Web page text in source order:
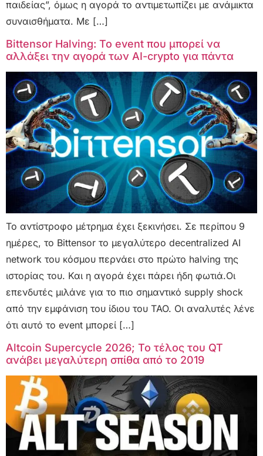
παιδείας”, όμως η αγορά το αντιμετωπίζει με ανάμικτα
συναισθήματα. Με […]
Bittensor Halving: Το event που μπορεί να
αλλάξει την αγορά των AI-crypto για πάντα
Το αντίστροφο μέτρημα έχει ξεκινήσει. Σε περίπου 9
ημέρες, το Bittensor το μεγαλύτερο decentralized AI
network του κόσμου περνάει στο πρώτο halving της
ιστορίας του. Και η αγορά έχει πάρει ήδη φωτιά.Οι
επενδυτές μιλάνε για το πιο σημαντικό supply shock
από την εμφάνιση του ίδιου του TAO. Οι αναλυτές λένε
ότι αυτό το event μπορεί […]
Altcoin Supercycle 2026; Το τέλος του QT
ανάβει μεγαλύτερη σπίθα από το 2019